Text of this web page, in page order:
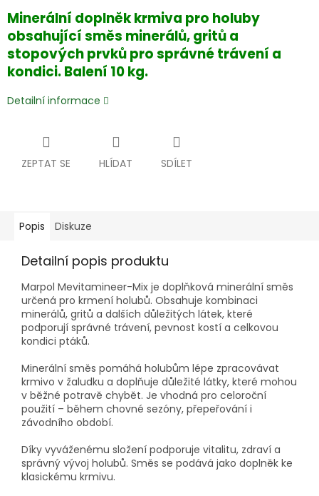
Minerální doplněk krmiva pro holuby
obsahující směs minerálů, gritů a
stopových prvků pro správné trávení a
kondici. Balení 10 kg.
Detailní informace
ZEPTAT SE HLÍDAT SDÍLET
Popis Diskuze
Detailní popis produktu
Marpol Mevitamineer-Mix je doplňková minerální směs
určená pro krmení holubů. Obsahuje kombinaci
minerálů, gritů a dalších důležitých látek, které
podporují správné trávení, pevnost kostí a celkovou
kondici ptáků.
Minerální směs pomáhá holubům lépe zpracovávat
krmivo v žaludku a doplňuje důležité látky, které mohou
v běžné potravě chybět. Je vhodná pro celoroční
použití – během chovné sezóny, přepeřování i
závodního období.
Díky vyváženému složení podporuje vitalitu, zdraví a
správný vývoj holubů. Směs se podává jako doplněk ke
klasickému krmivu.